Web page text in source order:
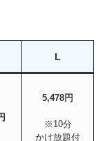
L
5,478円
※10分
かけ放題付